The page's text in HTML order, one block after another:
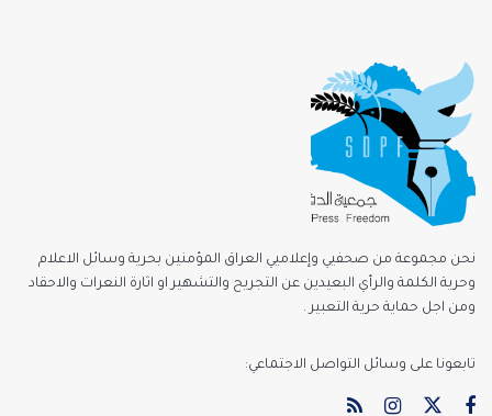
نحن مجموعة من صحفيي وإعلاميي العراق المؤمنين بحرية وسائل الاعلام
وحرية الكلمة والرأي البعيدين عن التجريح والتشهير او اثارة النعرات والاحقاد
ومن اجل حماية حرية التعبير .
تابعونا على وسائل التواصل الاجتماعي: